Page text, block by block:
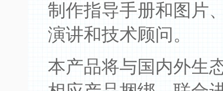
制作指导手册和图片
演讲和技术顾问。
本产品将与国内外生